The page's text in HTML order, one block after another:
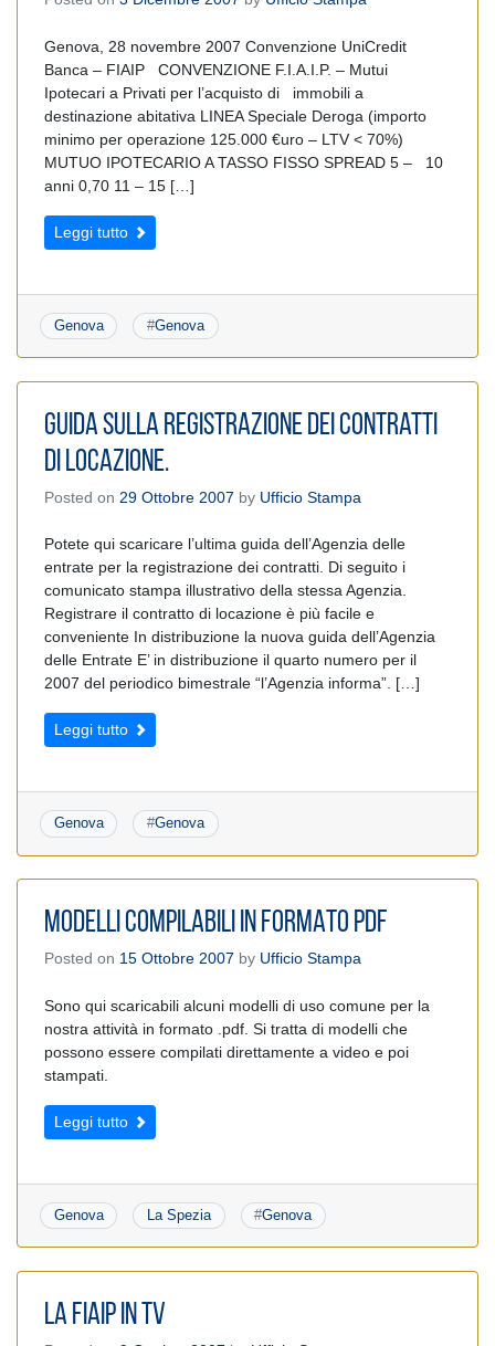
Genova, 28 novembre 2007 Convenzione UniCredit
Banca – FIAIP CONVENZIONE F.I.A.I.P. – Mutui
Ipotecari a Privati per l’acquisto di immobili a
destinazione abitativa LINEA Speciale Deroga (importo
minimo per operazione 125.000 €uro – LTV < 70%)
MUTUO IPOTECARIO A TASSO FISSO SPREAD 5 – 10
anni 0,70 11 – 15 […]
Leggi tutto
Genova #Genova
Guida sulla registrazione dei contratti
di locazione.
Posted on 29 Ottobre 2007 by Ufficio Stampa
Potete qui scaricare l’ultima guida dell’Agenzia delle
entrate per la registrazione dei contratti. Di seguito i
comunicato stampa illustrativo della stessa Agenzia.
Registrare il contratto di locazione è più facile e
conveniente In distribuzione la nuova guida dell’Agenzia
delle Entrate E’ in distribuzione il quarto numero per il
2007 del periodico bimestrale “l’Agenzia informa”. […]
Leggi tutto
Genova #Genova
MODELLI COMPILABILI IN FORMATO PDF
Posted on 15 Ottobre 2007 by Ufficio Stampa
Sono qui scaricabili alcuni modelli di uso comune per la
nostra attività in formato .pdf. Si tratta di modelli che
possono essere compilati direttamente a video e poi
stampati.
Leggi tutto
Genova La Spezia #Genova
LA FIAIP IN TV